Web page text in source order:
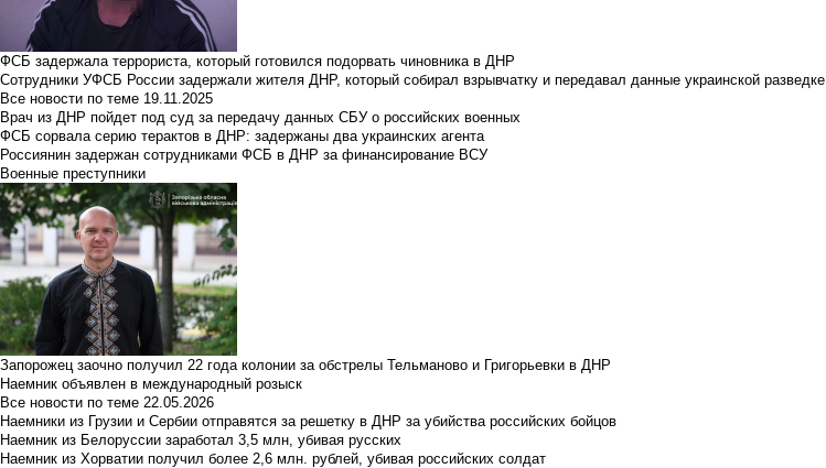
ФСБ задержала террориста, который готовился подорвать чиновника в ДНР
Сотрудники УФСБ России задержали жителя ДНР, который собирал взрывчатку и передавал данные украинской разведке
Все новости по теме 19.11.2025
Врач из ДНР пойдет под суд за передачу данных СБУ о российских военных
ФСБ сорвала серию терактов в ДНР: задержаны два украинских агента
Россиянин задержан сотрудниками ФСБ в ДНР за финансирование ВСУ
Военные преступники
Запорожец заочно получил 22 года колонии за обстрелы Тельманово и Григорьевки в ДНР
Наемник объявлен в международный розыск
Все новости по теме 22.05.2026
Наемники из Грузии и Сербии отправятся за решетку в ДНР за убийства российских бойцов
Наемник из Белоруссии заработал 3,5 млн, убивая русских
Наемник из Хорватии получил более 2,6 млн. рублей, убивая российских солдат